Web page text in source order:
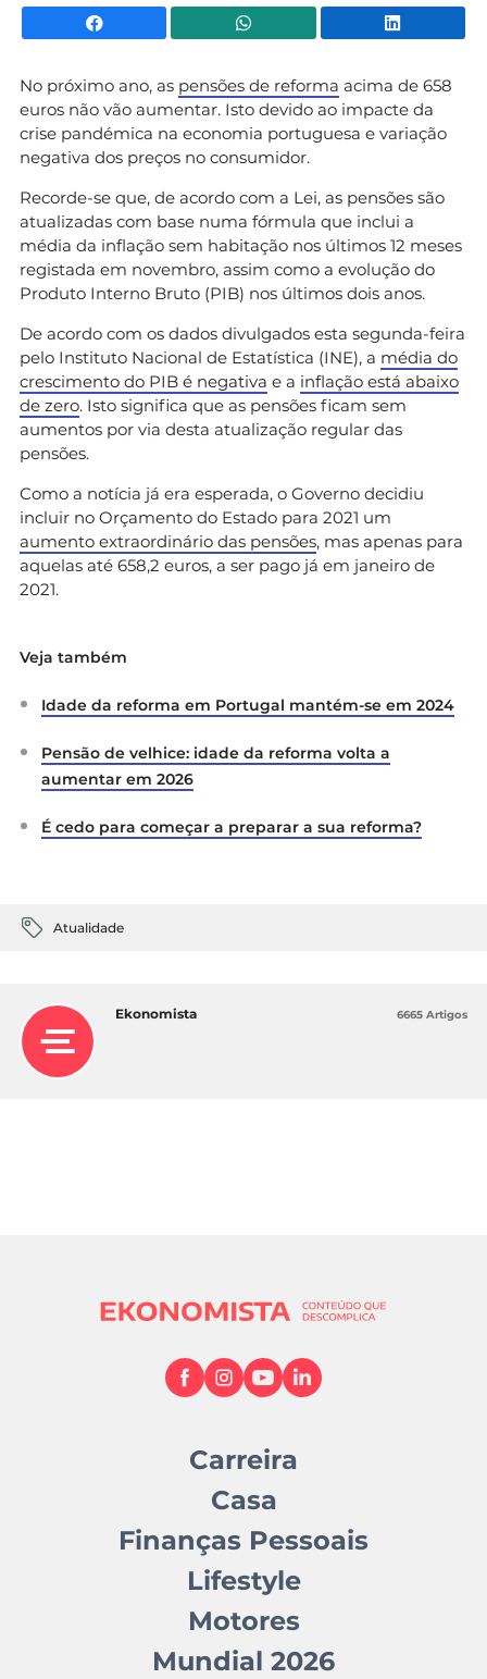
Facebook WhatsApp
No próximo ano, as pensões de reforma acima de 658
euros não vão aumentar. Isto devido ao impacte da
crise pandémica na economia portuguesa e variação
negativa dos preços no consumidor.
Recorde-se que, de acordo com a Lei, as pensões são
atualizadas com base numa fórmula que inclui a
média da inflação sem habitação nos últimos 12 meses
registada em novembro, assim como a evolução do
Produto Interno Bruto (PIB) nos últimos dois anos.
De acordo com os dados divulgados esta segunda-feira
pelo Instituto Nacional de Estatística (INE), a média do
crescimento do PIB é negativa e a inflação está abaixo
de zero. Isto significa que as pensões ficam sem
aumentos por via desta atualização regular das
pensões.
Como a notícia já era esperada, o Governo decidiu
incluir no Orçamento do Estado para 2021 um
aumento extraordinário das pensões, mas apenas para
aquelas até 658,2 euros, a ser pago já em janeiro de
2021.
Veja também
Idade da reforma em Portugal mantém-se em 2024
Pensão de velhice: idade da reforma volta a
aumentar em 2026
É cedo para começar a preparar a sua reforma?
Atualidade
Ekonomista 6665 Artigos
Carreira
Casa
Finanças Pessoais
Lifestyle
Motores
Mundial 2026